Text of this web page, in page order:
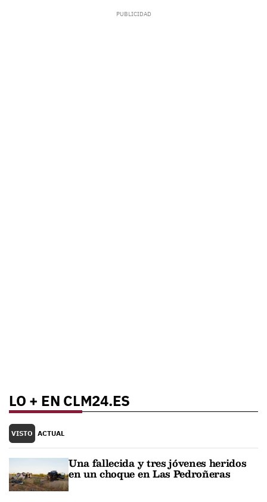
LO + EN CLM24.ES
VISTO ACTUAL
Una fallecida y tres jóvenes heridos
en un choque en Las Pedroñeras